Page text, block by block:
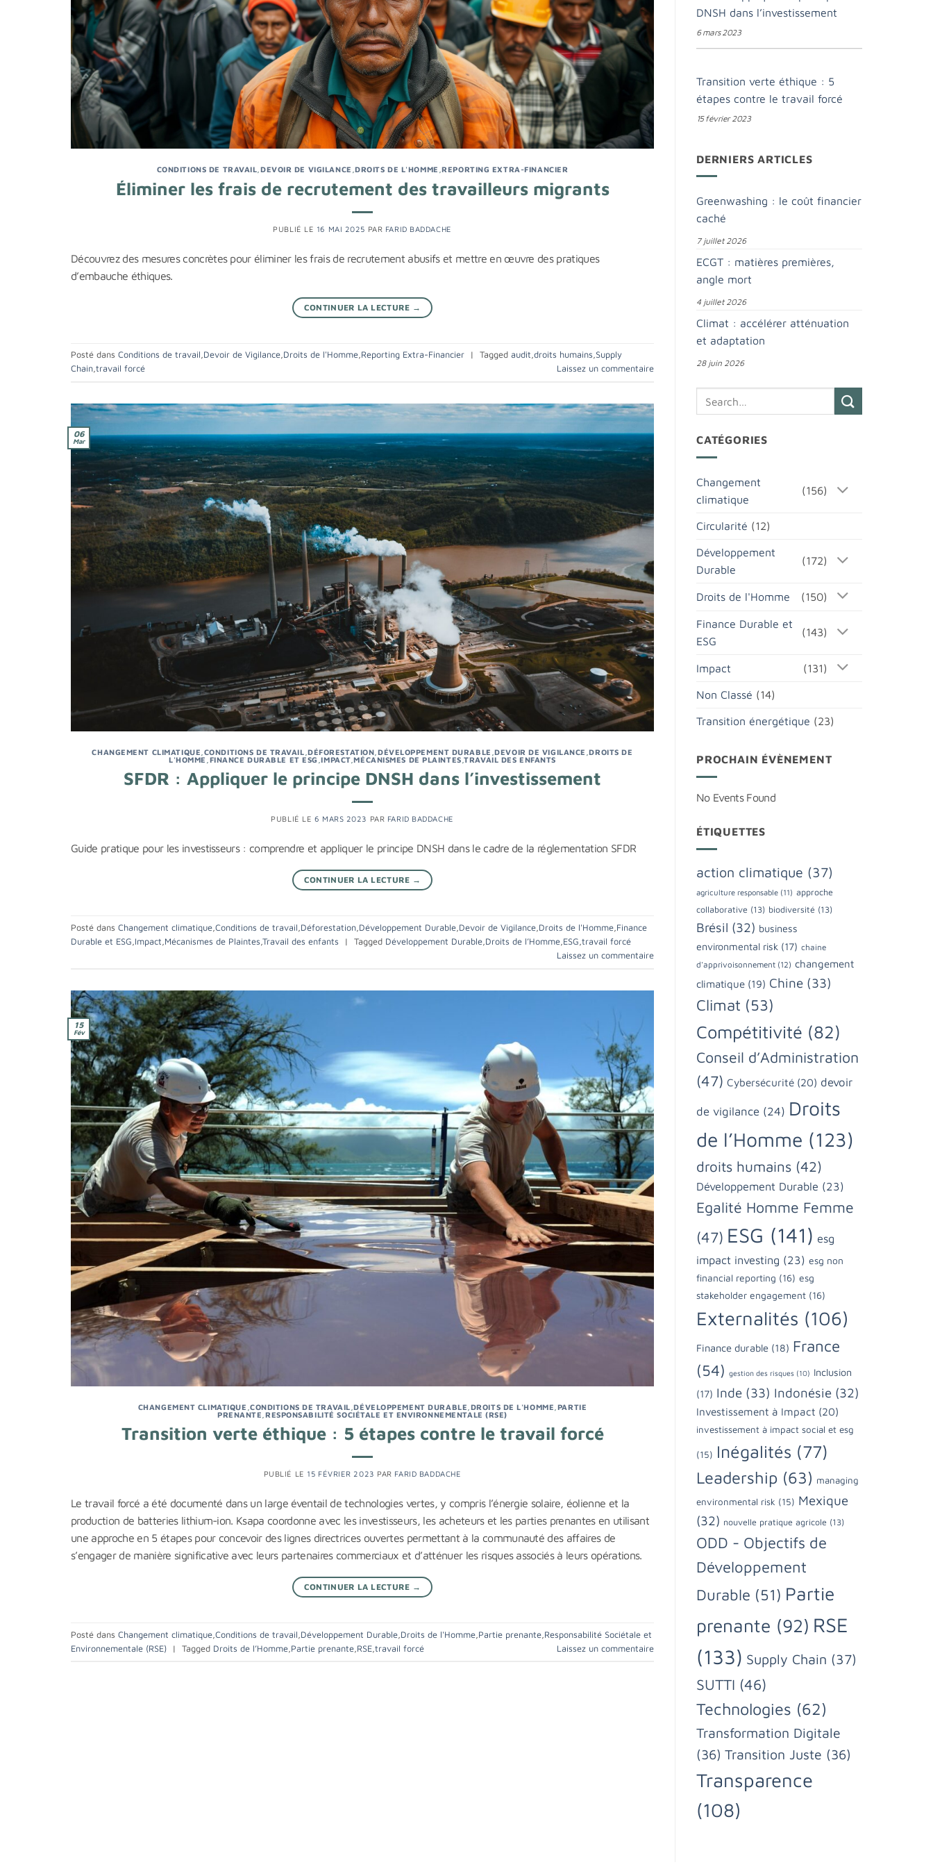
CONDITIONS DE TRAVAIL ,DEVOIR DE VIGILANCE ,DROITS DE L'HOMME ,REPORTING EXTRA-FINANCIER
Éliminer les frais de recrutement des travailleurs migrants
PUBLIÉ LE 16 MAI 2025 PAR FARID BADDACHE
Découvrez des mesures concrètes pour éliminer les frais de recrutement abusifs et mettre en œuvre des pratiques
d’embauche éthiques.
CONTINUER LA LECTURE →
Posté dans Conditions de travail,Devoir de Vigilance,Droits de l'Homme,Reporting Extra-Financier | Tagged audit,droits humains,Supply
Chain,travail forcé Laissez un commentaire
06
Mar
CHANGEMENT CLIMATIQUE CONDITIONS DE TRAVAIL ,DÉFORESTATION DÉVELOPPEMENT DURABLE ,DEVOIR DE VIGILANCE ,DROITS DE
L'HOMME FINANCE DURABLE ET ESG ,IMPACT,MÉCANISMES DE PLAINTES ,TRAVAIL DES ENFANTS
SFDR : Appliquer le principe DNSH dans l’investissement
PUBLIÉ LE 6 MARS 2023 PAR FARID BADDACHE
Guide pratique pour les investisseurs : comprendre et appliquer le principe DNSH dans le cadre de la réglementation SFDR
CONTINUER LA LECTURE →
Posté dans Changement climatique Conditions de travail Déforestation Développement Durable Devoir de Vigilance Droits de l'Homme Finance
Durable et ESG Impact Mécanismes de Plaintes Travail des enfants | Tagged Développement Durable Droits de l’Homme ESG travail forcé
Laissez un commentaire
15
Fév
CHANGEMENT CLIMATIQUE ,CONDITIONS DE TRAVAIL ,DÉVELOPPEMENT DURABLE DROITS DE L'HOMME PARTIE
PRENANTE ,RESPONSABILITÉ SOCIÉTALE ET ENVIRONNEMENTALE (RSE)
Transition verte éthique : 5 étapes contre le travail forcé
PUBLIÉ LE 15 FÉVRIER 2023 PAR FARID BADDACHE
Le travail forcé a été documenté dans un large éventail de technologies vertes, y compris l’énergie solaire, éolienne et la
production de batteries lithium-ion. Ksapa coordonne avec les investisseurs, les acheteurs et les parties prenantes en utilisant
une approche en 5 étapes pour concevoir des lignes directrices ouvertes permettant à la communauté des affaires de
s’engager de manière significative avec leurs partenaires commerciaux et d’atténuer les risques associés à leurs opérations.
CONTINUER LA LECTURE →
Posté dans Changement climatique Conditions de travail Développement Durable Droits de l'Homme Partie prenante Responsabilité Sociétale et
Environnementale (RSE)
| Tagged Droits de l’Homme Partie prenante RSE travail forcé Laissez un commentaire
DNSH dans l’investissement
6 mars 2023
Transition verte éthique : 5
étapes contre le travail forcé
15 février 2023
DERNIERS ARTICLES
Greenwashing : le coût financier
caché
7 juillet 2026
ECGT : matières premières,
angle mort
4 juillet 2026
Climat : accélérer atténuation
et adaptation
28 juin 2026
CATÉGORIES
Changement
climatique
(156)
Circularité (12)
Développement
Durable
(172)
Droits de l'Homme (150)
Finance Durable et
ESG
(143)
Impact (131)
Non Classé (14)
Transition énergétique (23)
PROCHAIN ÉVÈNEMENT
No Events Found
ÉTIQUETTES
action climatique (37)
agriculture responsable (11) approche
collaborative (13) biodiversité (13)
Brésil (32) business
environmental risk (17) chaine
d'apprivoisonnement (12) changement
climatique (19) Chine (33)
Climat (53)
Compétitivité (82)
Conseil d’Administration
(47) Cybersécurité (20) devoir
de vigilance (24) Droits
de l’Homme (123)
droits humains (42)
Développement Durable (23)
Egalité Homme Femme
(47) ESG (141) esg
impact investing (23) esg non
financial reporting (16) esg
stakeholder engagement (16)
Externalités (106)
Finance durable (18) France
(54) gestion des risques (10) Inclusion
(17) Inde (33) Indonésie (32)
Investissement à Impact (20)
investissement à impact social et esg
(15) Inégalités (77)
Leadership (63) managing
environmental risk (15) Mexique
(32) nouvelle pratique agricole (13)
ODD - Objectifs de
Développement
Durable (51) Partie
prenante (92) RSE
(133) Supply Chain (37)
SUTTI (46)
Technologies (62)
Transformation Digitale
(36) Transition Juste (36)
Transparence
(108)